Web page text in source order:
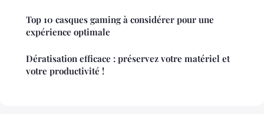
Top 10 casques gaming à considérer pour une
expérience optimale
Dératisation efficace : préservez votre matériel et
votre productivité !